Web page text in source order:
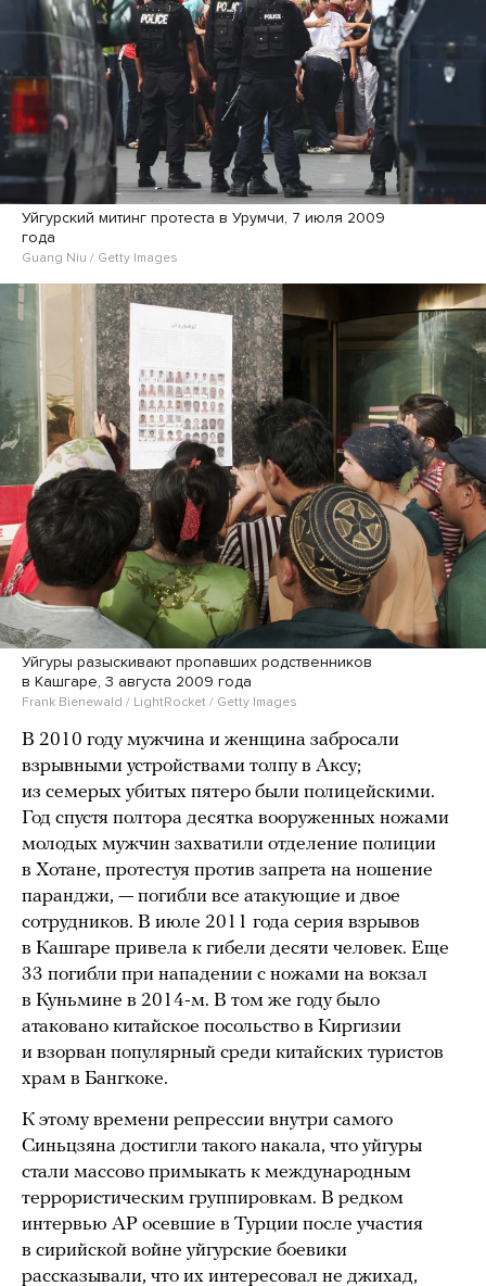
Уйгурский митинг протеста в Урумчи, 7 июля 2009
года
Guang Niu / Getty Images
Уйгуры разыскивают пропавших родственников
в Кашгаре, 3 августа 2009 года
Frank Bienewald / LightRocket / Getty Images
В 2010 году мужчина и женщина забросали
взрывными устройствами толпу в Аксу;
из семерых убитых пятеро были полицейскими.
Год спустя полтора десятка вооруженных ножами
молодых мужчин захватили отделение полиции
в Хотане, протестуя против запрета на ношение
паранджи, — погибли все атакующие и двое
сотрудников. В июле 2011 года серия взрывов
в Кашгаре привела к гибели десяти человек. Еще
33 погибли при нападении с ножами на вокзал
в Куньмине в 2014-м. В том же году было
атаковано китайское посольство в Киргизии
и взорван популярный среди китайских туристов
храм в Бангкоке.
К этому времени репрессии внутри самого
Синьцзяна достигли такого накала, что уйгуры
стали массово примыкать к международным
террористическим группировкам. В редком
интервью AP осевшие в Турции после участия
в сирийской войне уйгурские боевики
рассказывали, что их интересовал не джихад,